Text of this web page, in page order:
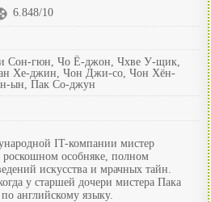
6.848/10
Сон-гюн, Чо Ё-джон, Чхве У-щик,
Хе-джин, Чон Джи-со, Чон Хён-
ын, Пак Со-джун
IT-компании мистер
особняке, полном
искусства и мрачных тайн.
у старшей дочери мистера Пака
английскому языку.